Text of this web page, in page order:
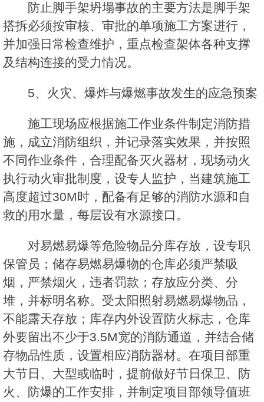
防止脚手架坍塌事故的主要方法是脚手架
搭拆必须按审核、审批的单项施工方案进行，
并加强日常检查维护，重点检查架体各种支撑
及结构连接的受力情况。
5、火灾、爆炸与爆燃事故发生的应急预案
施工现场应根据施工作业条件制定消防措
施，成立消防组织，并记录落实效果，并按照
不同作业条件，合理配备灭火器材，现场动火
执行动火审批制度，设专人监护，当建筑施工
高度超过30M时，配备有足够的消防水源和自
救的用水量，每层设有水源接口。
对易燃易爆等危险物品分库存放，设专职
保管员；储存易燃易爆物的仓库必须严禁吸
烟，严禁烟火，违者罚款；存放应分类、分
堆，并标明名称。受太阳照射易燃易爆物品，
不能露天存放；库存内外设置防火标志，仓库
外要留出不少于3.5M宽的消防通道，并结合储
存物品性质，设置相应消防器材。在项目部重
大节日、大型或临时，提前做好节日保卫、防
火、防爆的工作安排，并制定项目部领导值班